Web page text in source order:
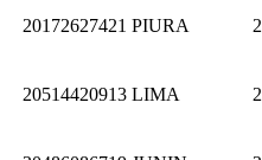
20172627421 PIURA
20514420913 LIMA